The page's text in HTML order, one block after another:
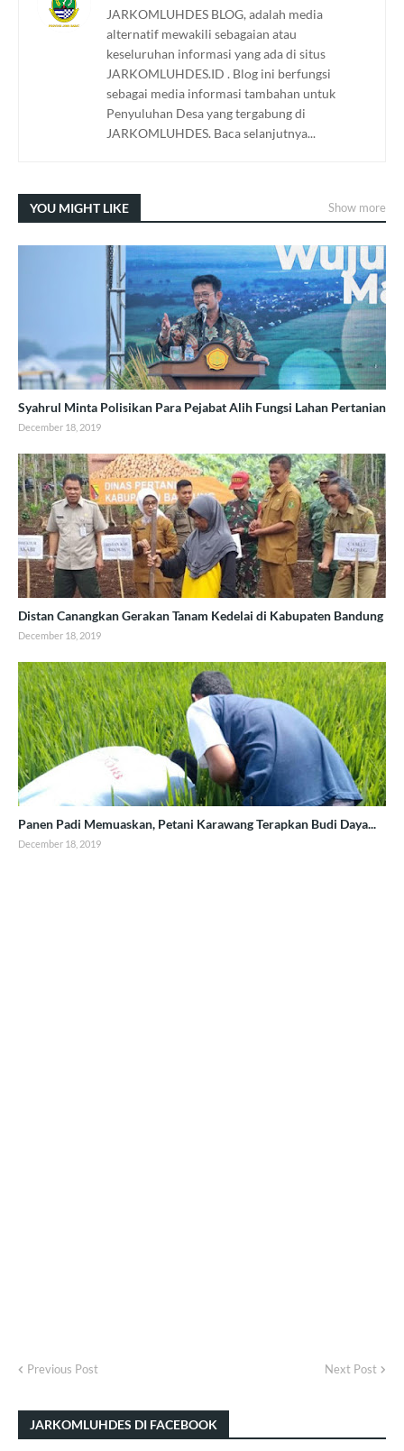
JARKOMLUHDES BLOG, adalah media
alternatif mewakili sebagaian atau
keseluruhan informasi yang ada di situs
JARKOMLUHDES.ID . Blog ini berfungsi
sebagai media informasi tambahan untuk
Penyuluhan Desa yang tergabung di
JARKOMLUHDES. Baca selanjutnya...
YOU MIGHT LIKE Show more
Syahrul Minta Polisikan Para Pejabat Alih Fungsi Lahan Pertanian
December 18, 2019
Distan Canangkan Gerakan Tanam Kedelai di Kabupaten Bandung
December 18, 2019
Panen Padi Memuaskan, Petani Karawang Terapkan Budi Daya...
December 18, 2019
Previous Post Next Post
JARKOMLUHDES DI FACEBOOK